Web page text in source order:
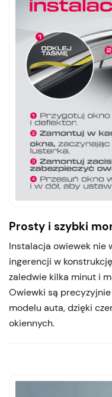
Prosty i szybki
Instalacja owiewek nie
ingerencji w
zaledwie kilka minut i
Owiewki są
modelu auta, dzięki
okiennych.